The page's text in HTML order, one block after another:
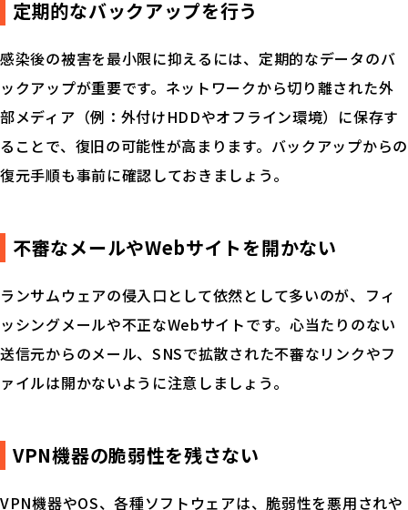
Palo Alto Networks とは
定期的なバックアップを行う
感染後の被害を最小限に抑えるには、定期的なデータのバ
ックアップが重要です。ネットワークから切り離された外
部メディア（例：外付けHDDやオフライン環境）に保存す
ることで、復旧の可能性が高まります。バックアップからの
復元手順も事前に確認しておきましょう。
不審なメールやWebサイトを開かない
ランサムウェアの侵入口として依然として多いのが、フィ
ッシングメールや不正なWebサイトです。心当たりのない
送信元からのメール、SNSで拡散された不審なリンクやフ
ァイルは開かないように注意しましょう。
VPN機器の脆弱性を残さない
VPN機器やOS、各種ソフトウェアは、脆弱性を悪用されや